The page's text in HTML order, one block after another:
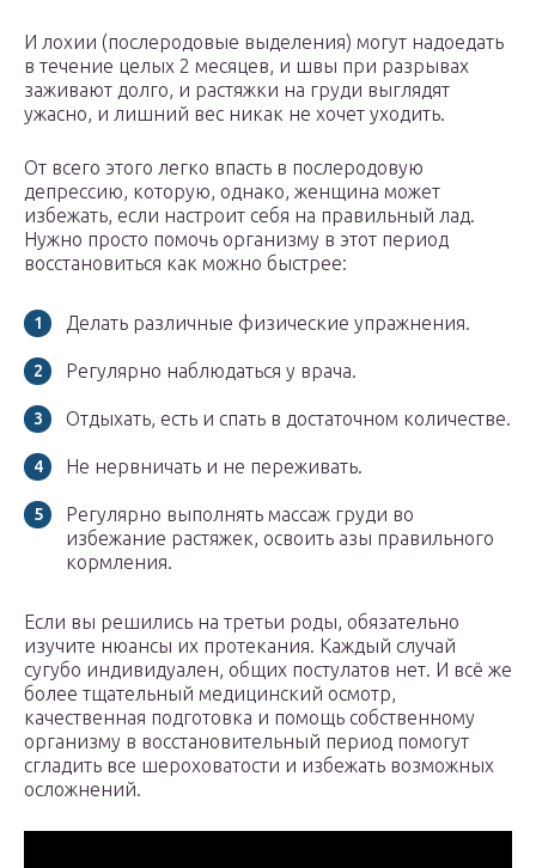
И лохии (послеродовые выделения) могут надоедать
в течение целых 2 месяцев, и швы при разрывах
заживают долго, и растяжки на груди выглядят
ужасно, и лишний вес никак не хочет уходить.
От всего этого легко впасть в послеродовую
депрессию, которую, однако, женщина может
избежать, если настроит себя на правильный лад.
Нужно просто помочь организму в этот период
восстановиться как можно быстрее:
Делать различные физические упражнения.
Регулярно наблюдаться у врача.
Отдыхать, есть и спать в достаточном количестве.
Не нервничать и не переживать.
Регулярно выполнять массаж груди во
избежание растяжек, освоить азы правильного
кормления.
Если вы решились на третьи роды, обязательно
изучите нюансы их протекания. Каждый случай
сугубо индивидуален, общих постулатов нет. И всё же
более тщательный медицинский осмотр,
качественная подготовка и помощь собственному
организму в восстановительный период помогут
сгладить все шероховатости и избежать возможных
осложнений.